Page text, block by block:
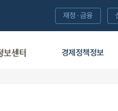
경제정책정보
재정·금융